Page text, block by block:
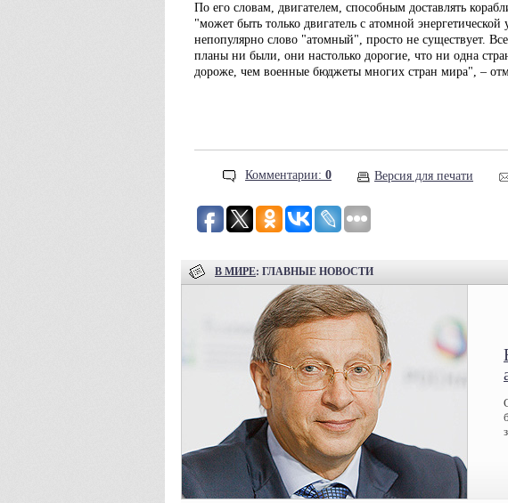
По его словам, двигателем, способным доставлять
"может быть только двигатель с атомной
непопулярно слово "атомный", просто не существует.
планы ни были, они настолько дорогие, что ни одна
дороже, чем военные бюджеты многих стран мира", –
Комментарии: 0 Версия для печати
В МИРЕ: ГЛАВНЫЕ НОВОСТИ